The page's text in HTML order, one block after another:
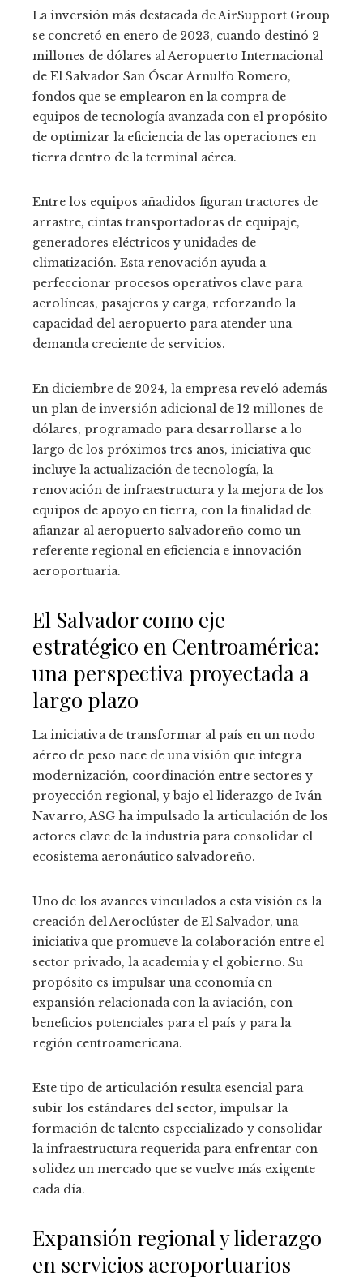
La inversión más destacada de AirSupport Group
se concretó en enero de 2023, cuando destinó 2
millones de dólares al Aeropuerto Internacional
de El Salvador San Óscar Arnulfo Romero,
fondos que se emplearon en la compra de
equipos de tecnología avanzada con el propósito
de optimizar la eficiencia de las operaciones en
tierra dentro de la terminal aérea.
Entre los equipos añadidos figuran tractores de
arrastre, cintas transportadoras de equipaje,
generadores eléctricos y unidades de
climatización. Esta renovación ayuda a
perfeccionar procesos operativos clave para
aerolíneas, pasajeros y carga, reforzando la
capacidad del aeropuerto para atender una
demanda creciente de servicios.
En diciembre de 2024, la empresa reveló además
un plan de inversión adicional de 12 millones de
dólares, programado para desarrollarse a lo
largo de los próximos tres años, iniciativa que
incluye la actualización de tecnología, la
renovación de infraestructura y la mejora de los
equipos de apoyo en tierra, con la finalidad de
afianzar al aeropuerto salvadoreño como un
referente regional en eficiencia e innovación
aeroportuaria.
El Salvador como eje
estratégico en Centroamérica:
una perspectiva proyectada a
largo plazo
La iniciativa de transformar al país en un nodo
aéreo de peso nace de una visión que integra
modernización, coordinación entre sectores y
proyección regional, y bajo el liderazgo de Iván
Navarro, ASG ha impulsado la articulación de los
actores clave de la industria para consolidar el
ecosistema aeronáutico salvadoreño.
Uno de los avances vinculados a esta visión es la
creación del Aeroclúster de El Salvador, una
iniciativa que promueve la colaboración entre el
sector privado, la academia y el gobierno. Su
propósito es impulsar una economía en
expansión relacionada con la aviación, con
beneficios potenciales para el país y para la
región centroamericana.
Este tipo de articulación resulta esencial para
subir los estándares del sector, impulsar la
formación de talento especializado y consolidar
la infraestructura requerida para enfrentar con
solidez un mercado que se vuelve más exigente
cada día.
Expansión regional y liderazgo
en servicios aeroportuarios